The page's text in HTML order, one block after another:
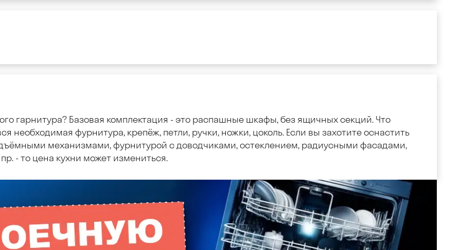
гарнитура? Базовая комплектация - это распашные шкафы, без ящичных секций. Что
необходимая фурнитура, крепёж, петли, ручки, ножки, цоколь. Если вы захотите оснастить
механизмами, фурнитурой с доводчиками, остеклением, радиусными фасадами,
- то цена кухни может измениться.